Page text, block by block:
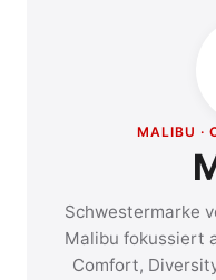
MALIBU ·
Schwestermarke
Malibu fokussiert
Comfort,